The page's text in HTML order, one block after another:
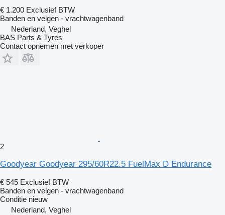
€ 1.200 Exclusief BTW
Banden en velgen - vrachtwagenband
Nederland, Veghel
BAS Parts & Tyres
Contact opnemen met verkoper
2
Goodyear Goodyear 295/60R22.5 FuelMax D Endurance
€ 545 Exclusief BTW
Banden en velgen - vrachtwagenband
Conditie nieuw
Nederland, Veghel